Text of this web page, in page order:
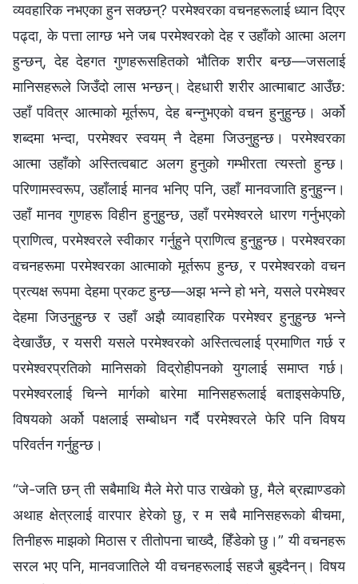
व्यवहारिक नभएका हुन सक्छन्? परमेश्‍वरका वचनहरूलाई ध्यान दिएर
पढ्दा, के पत्ता लाग्छ भने जब परमेश्‍वरको देह र उहाँको आत्मा अलग
हुन्छन्, देह देहगत गुणहरूसहितको भौतिक शरीर बन्छ—जसलाई
मानिसहरूले जिउँदो लास भन्छन्। देहधारी शरीर आत्माबाट आउँछ:
उहाँ पवित्र आत्माको मूर्तरूप, देह बन्‍नुभएको वचन हुनुहुन्छ। अर्को
शब्‍दमा भन्दा, परमेश्‍वर स्‍वयम्‌ नै देहमा जिउनुहुन्छ। परमेश्‍वरका
आत्मा उहाँको अस्तित्वबाट अलग हुनुको गम्भीरता त्यस्तो हुन्छ।
परिणामस्वरूप, उहाँलाई मानव भनिए पनि, उहाँ मानवजाति हुनुहुन्‍न।
उहाँ मानव गुणहरू विहीन हुनुहुन्छ, उहाँ परमेश्‍वरले धारण गर्नुभएको
प्राणित्व, परमेश्‍वरले स्वीकार गर्नुहुने प्राणित्व हुनुहुन्छ। परमेश्‍वरका
वचनहरूमा परमेश्‍वरका आत्माको मूर्तरूप हुन्छ, र परमेश्‍वरको वचन
प्रत्यक्ष रूपमा देहमा प्रकट हुन्छ—अझ भन्ने हो भने, यसले परमेश्‍वर
देहमा जिउनुहुन्छ र उहाँ अझै व्यावहारिक परमेश्‍वर हुनुहुन्छ भन्ने
देखाउँछ, र यसरी यसले परमेश्‍वरको अस्तित्वलाई प्रमाणित गर्छ र
परमेश्‍वरप्रतिको मानिसको विद्रोहीपनको युगलाई समाप्त गर्छ।
परमेश्‍वरलाई चिन्‍ने मार्गको बारेमा मानिसहरूलाई बताइसकेपछि,
विषयको अर्को पक्षलाई सम्‍बोधन गर्दै परमेश्‍वरले फेरि पनि विषय
परिवर्तन गर्नुहुन्छ।
“जे-जति छन्‌ ती सबैमाथि मैले मेरो पाउ राखेको छु, मैले ब्रह्माण्डको
अथाह क्षेत्रलाई वारपार हेरेको छु, र म सबै मानिसहरूको बीचमा,
तिनीहरू माझको मिठास र तीतोपना चाख्दै, हिँडेको छु।” यी वचनहरू
सरल भए पनि, मानवजातिले यी वचनहरूलाई सहजै बुझ्दैनन्। विषय